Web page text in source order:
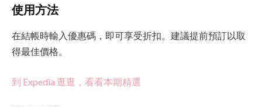
使用方法
在結帳時輸入優惠碼，即可享受折扣。建議提前預訂以取
得最佳價格。
到 Expedia 逛逛，看看本期精選